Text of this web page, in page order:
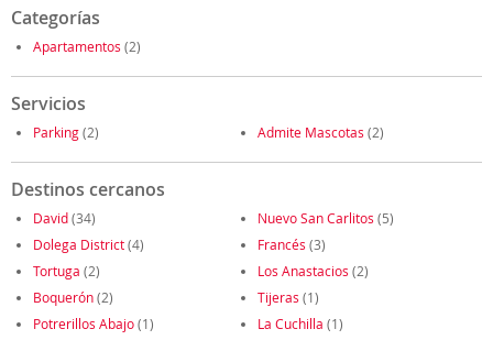
Categorías
Apartamentos (2)
Servicios
Parking(2) Admite Mascotas (2)
Destinos cercanos
David(34) Nuevo San Carlitos (5)
Dolega District(4) Francés (3)
Tortuga (2) Los Anastacios (2)
Boquerón(2) Tijeras (1)
Potrerillos Abajo(1) La Cuchilla (1)